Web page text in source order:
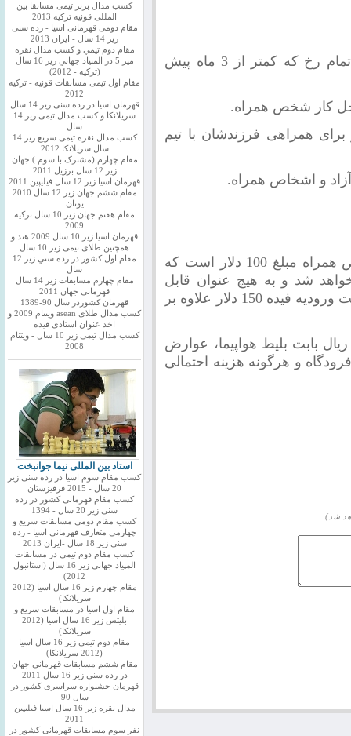
مشخصات عکس: عکس رنگی زمینه سفید تمام رخ که کمتر از 3 ماه پیش
کار شخص همراه.
همراهی فرزندشان با تیم
آزاد و اشخاص همراه.
هزینه ثبت نام هر نفر اعم از بازیکن و شخص همراه مبلغ 100 دلار است که
شد و به هیچ عنوان قابل
برگشت نیست. در ضمن کلیه بازیکنان آزاد بابت ورودیه فیده 150 دلار علاوه بر
میلیون ریال بابت بلیط هواپیما، عوارض
و هرگونه هزینه احتمالی
شد)
کسب مدال برنز تیمی مسابقا بین
المللی قونیه ترکیه 2013
مقام دومی قهرمانی اسیا - رده سنی
زیر 14 سال - ایران 2013
مقام دوم تيمي و كسب مدال نقره
ميز 5 در المپياد جهاني زير 16 سال
(تركيه - 2012)
مقام اول تیمی مسابقات قونیه - ترکیه
2012
قهرمان اسیا در رده سنی زیر 14 سال
سريلانكا و کسب مدال تیمی زیر 14
سال
کسب مدال نقره تیمی سریع زیر 14
سال سریلانکا 2012
مقام چهارم (مشترک با سوم ) جهان
زیر 12 سال برزیل 2011
قهرمان اسيا زير 12 سال فیلیپین 2011
مقام ششم جهان زیر 12 سال 2010
یونان
مقام هفتم جهان زیر 10 سال ترکیه
2009
قهرمان اسيا زیر 10 سال 2009 هند و
همچنین طلای تیمی زیر 10 سال
مقام اول كشور در رده سني زير 12
سال
مقام چهارم مسابقات زیر 14 سال
قهرمانی جهان 2011
قهرمان کشوردر سال 90-1389
کسب مدال طلای asean ویتنام 2009 و
اخذ عنوان استادی فیده
کسب مدال تیمی زیر 10 سال - ویتنام
2008
استاد بین المللی نیما جوانبخت
کسب مقام سوم اسیا در رده سنی زیر
20 سال - 2015 قرقیزستان
کسب مقام قهرمانی کشور در رده
سنی زیر 20 سال - 1394
کسب مقام دومی مسابقات سریع و
چهارمی متعارف قهرمانی اسیا - رده
سنی زیر 18 سال -ایران 2013
كسب مقام دوم تيمي در مسابقات
المپياد جهاني زير 16 سال (استانبول
2012)
مقام چهارم زير 16 سال اسيا (2012
سريلانكا)
مقام اول اسيا در مسابقات سريع و
بليتس زير 16 سال اسيا (2012
سريلانكا)
مقام دوم تيمي زير 16 سال اسيا
(2012 سريلانكا)
مقام ششم مسابقات قهرمانی جهان
در رده سنی زیر 16 سال 2011
قهرمان جشنواره سراسری کشور در
سال 90
مدال نقره زیر 16 سال اسیا فیلیپین
2011
نفر سوم مسابقات قهرمانی کشور در